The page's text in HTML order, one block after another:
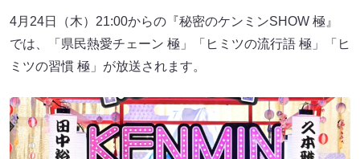
4月24日（木）21:00からの『秘密のケンミンSHOW 極』
では、「県民熱愛チェーン 極」「ヒミツの流行語 極」「ヒ
ミツの習慣 極」が放送されます。